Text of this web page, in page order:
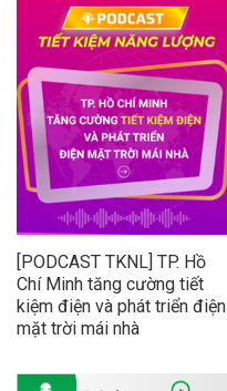
[PODCAST TKNL] TP. Hồ
Chí Minh tăng cường tiết
kiệm điện và phát triển điện
mặt trời mái nhà